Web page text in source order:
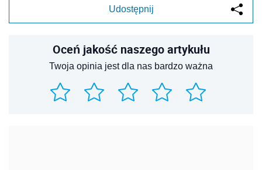
Udostępnij
Oceń jakość naszego artykułu
Twoja opinia jest dla nas bardzo ważna